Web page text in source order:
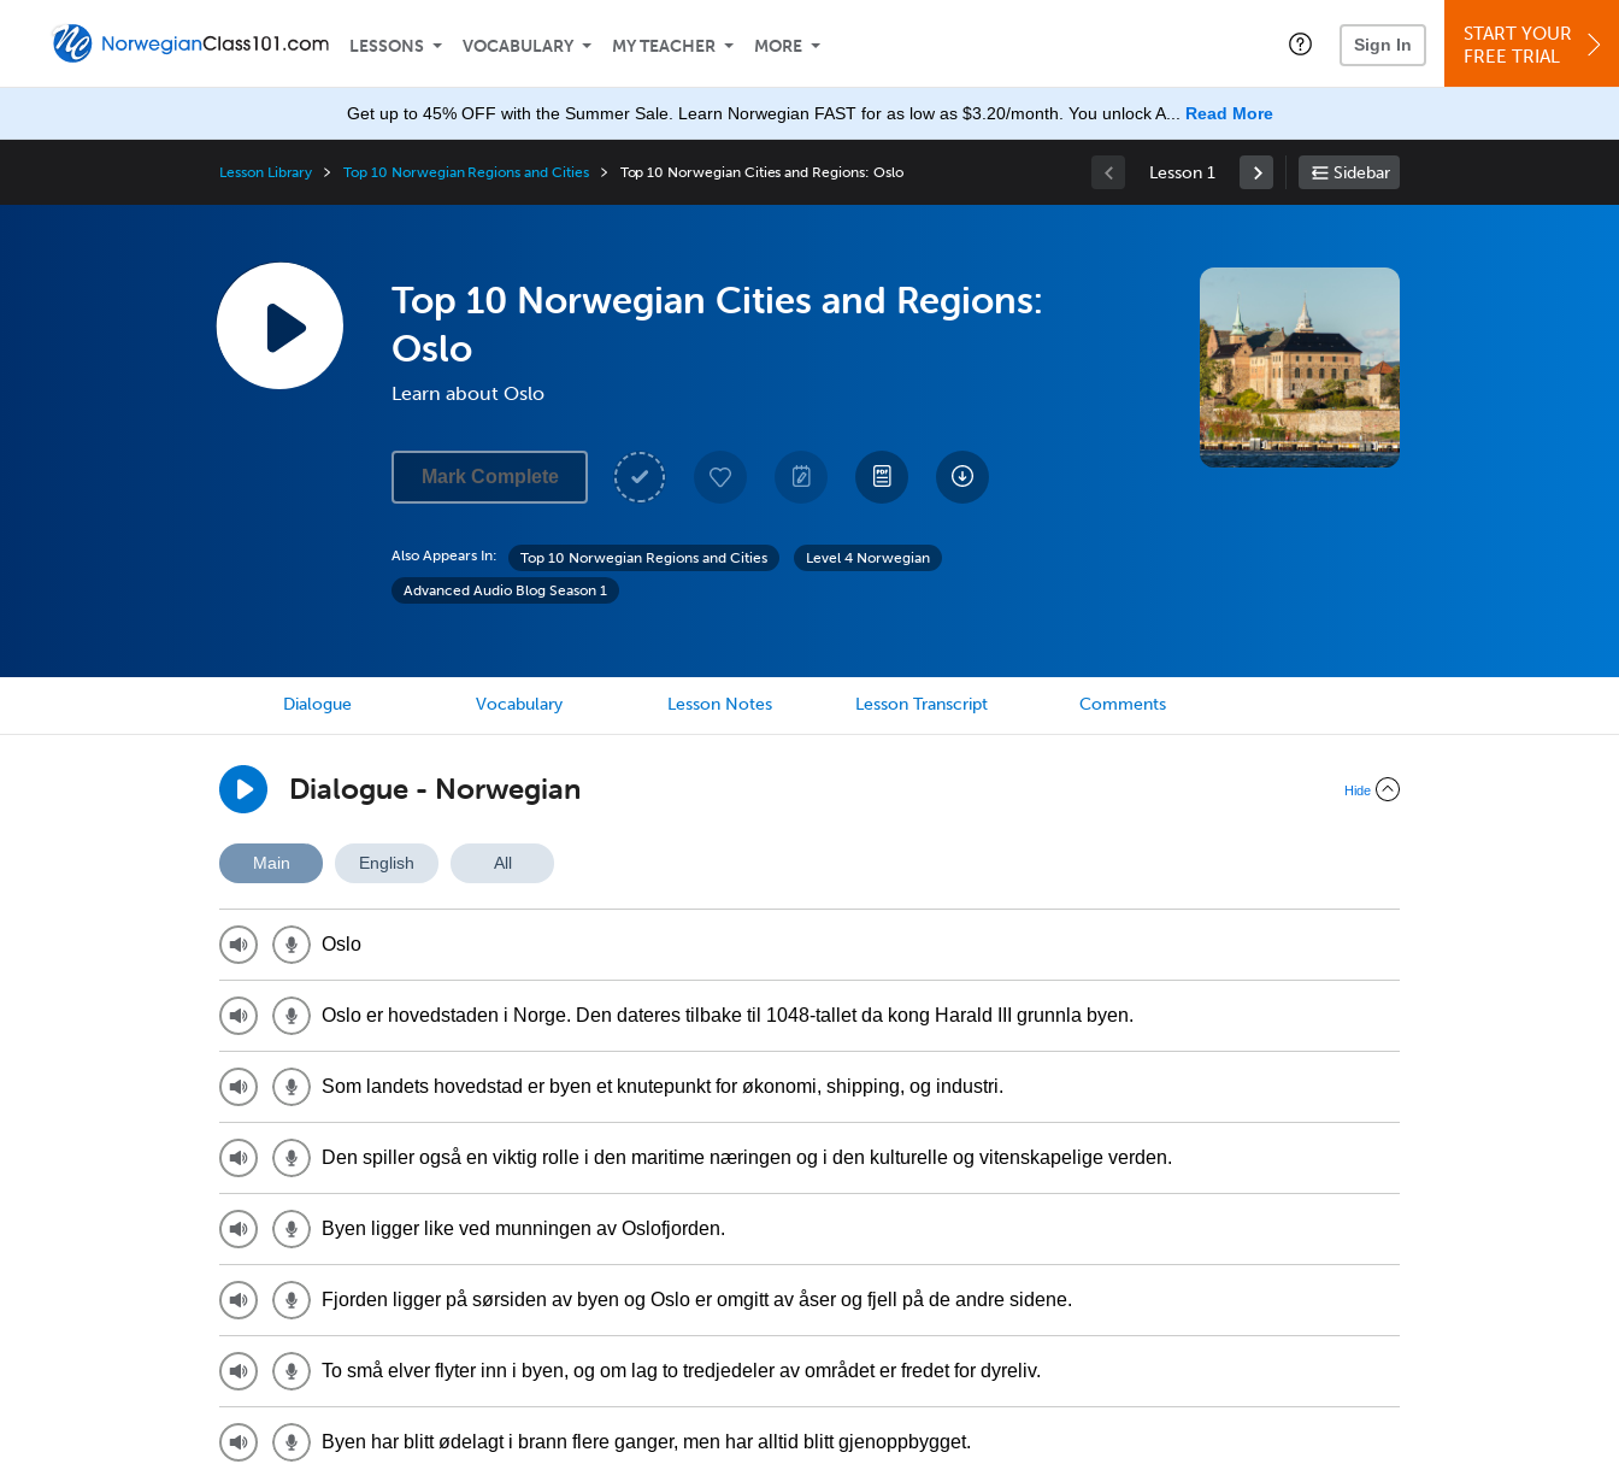
LESSONS VOCABULARY MY TEACHER MORE Sign In
START YOUR
FREE TRIAL
Get up to 45% OFF with the Summer Sale. Learn Norwegian FAST for as low as $3.20/month. You unlock A... Read More
Lesson Library Top 10 Norwegian Regions and Cities Top 10 Norwegian Cities and Regions: Oslo Lesson 1 Sidebar
Top 10 Norwegian Cities and Regions:
Oslo
Learn about Oslo
Mark Complete
Also Appears In: Top 10 Norwegian Regions and Cities
Level 4 Norwegian
Advanced Audio Blog Season 1
Dialogue Vocabulary Lesson Notes Lesson Transcript Comments
Dialogue - Norwegian Hide
Main English All
Oslo
Oslo er hovedstaden i Norge. Den dateres tilbake til 1048-tallet da kong Harald III grunnla byen.
Som landets hovedstad er byen et knutepunkt for økonomi, shipping, og industri.
Den spiller også en viktig rolle i den maritime næringen og i den kulturelle og vitenskapelige verden.
Byen ligger like ved munningen av Oslofjorden.
Fjorden ligger på sørsiden av byen og Oslo er omgitt av åser og fjell på de andre sidene.
To små elver flyter inn i byen, og om lag to tredjedeler av området er fredet for dyreliv.
Byen har blitt ødelagt i brann flere ganger, men har alltid blitt gjenoppbygget.